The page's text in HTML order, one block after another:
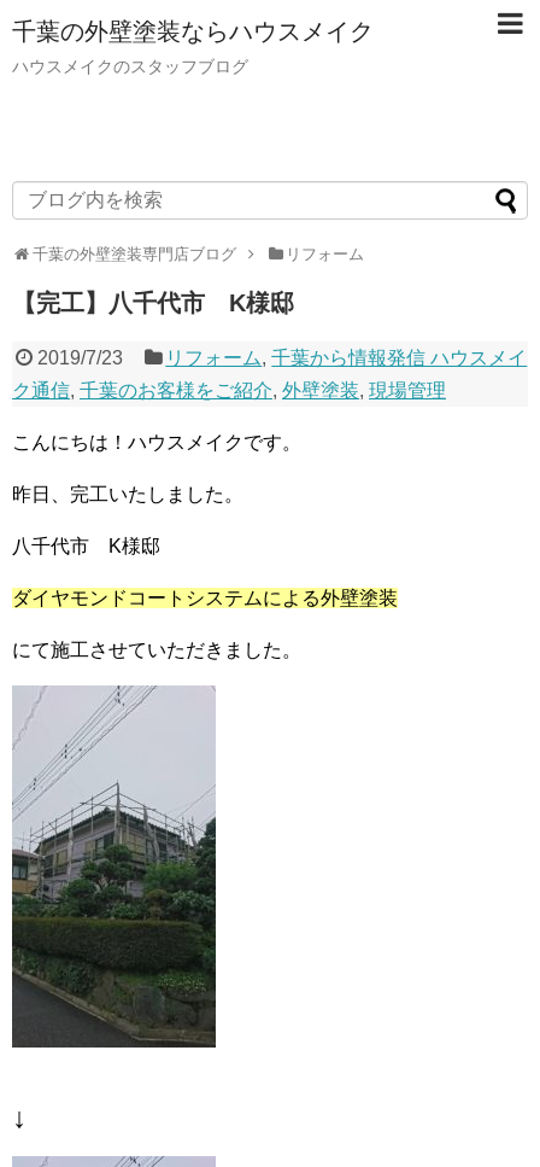
千葉の外壁塗装ならハウスメイク
ハウスメイクのスタッフブログ
千葉の外壁塗装専門店ブログ リフォーム
【完工】八千代市 K様邸
2019/7/23 リフォーム,千葉から情報発信 ハウスメイ
ク通信, 千葉のお客様をご紹介, 外壁塗装, 現場管理
こんにちは！ハウスメイクです。
昨日、完工いたしました。
八千代市 K様邸
ダイヤモンドコートシステムによる外壁塗装
にて施工させていただきました。
↓